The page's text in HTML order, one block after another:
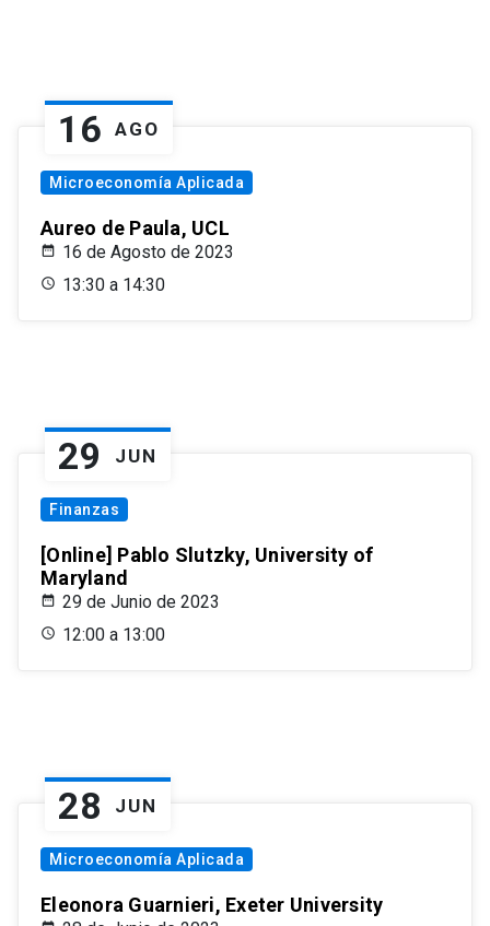
16 AGO
Microeconomía Aplicada
Aureo de Paula, UCL
16 de Agosto de 2023
13:30 a 14:30
29 JUN
Finanzas
[Online] Pablo Slutzky, University of
Maryland
29 de Junio de 2023
12:00 a 13:00
28 JUN
Microeconomía Aplicada
Eleonora Guarnieri, Exeter University